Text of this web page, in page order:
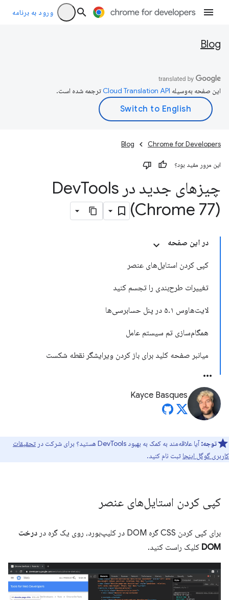
ورود به برنامه
Blog
این صفحه به‌وسیله ترجمه شده است.
Chrome for Developers
Blog
این مرور مفید بود؟
چیزهای جدید در Dev Tools
(Chrome 77)
در این صفحه
کپی کردن استایل‌های عنصر
تغییرات طرح‌بندی را تجسم کنید
لایت‌هاوس ۵.۱ در پنل حسابرسی‌ها
همگام‌سازی تم سیستم عامل
میانبر صفحه کلید برای باز کردن ویرایشگر نقطه شکست
Kayce Basques
توجه:آیا علاقه‌مند به کمک به بهبود DevTools هستید؟ برای شرکت در
تحقیقات
کاربری گوگل اینجا ثبت نام کنید.
کپی کردن استایل‌های عنصر
برای کپی کردن CSS گره DOM در کلیپ‌بورد، روی یک گره در
درخت
DOM کلیک راست کنید.